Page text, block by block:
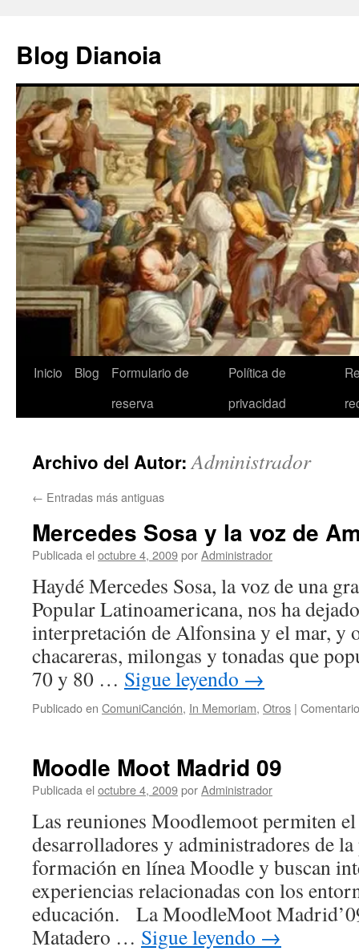
contenido
Blog Dianoia
Inicio Blog
Formulario de
reserva
Política de
privacidad
Archivo del Autor:Administrador
← Entradas más antiguas
Mercedes Sosa y la voz de
Publicada el octubre 4, 2009porAdministrador
Haydé Mercedes Sosa, la voz de una
Popular Latinoamericana, nos ha
interpretación de Alfonsina y el mar, y
chacareras, milongas y tonadas que
70 y 80 … Sigue leyendo →
Publicado en ComuniCanción, In Memoriam, Otros |
Moodle Moot Madrid 09
Publicada el octubre 4, 2009porAdministrador
Las reuniones Moodlemoot permiten
desarrolladores y administradores de
formación en línea Moodle y buscan
experiencias relacionadas con los
educación. La MoodleMoot
Matadero … Sigue leyendo →